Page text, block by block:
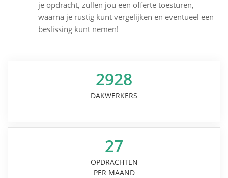
je opdracht, zullen jou een offerte toesturen,
waarna je rustig kunt vergelijken en eventueel een
beslissing kunt nemen!
2928
DAKWERKERS
27
OPDRACHTEN
PER MAAND